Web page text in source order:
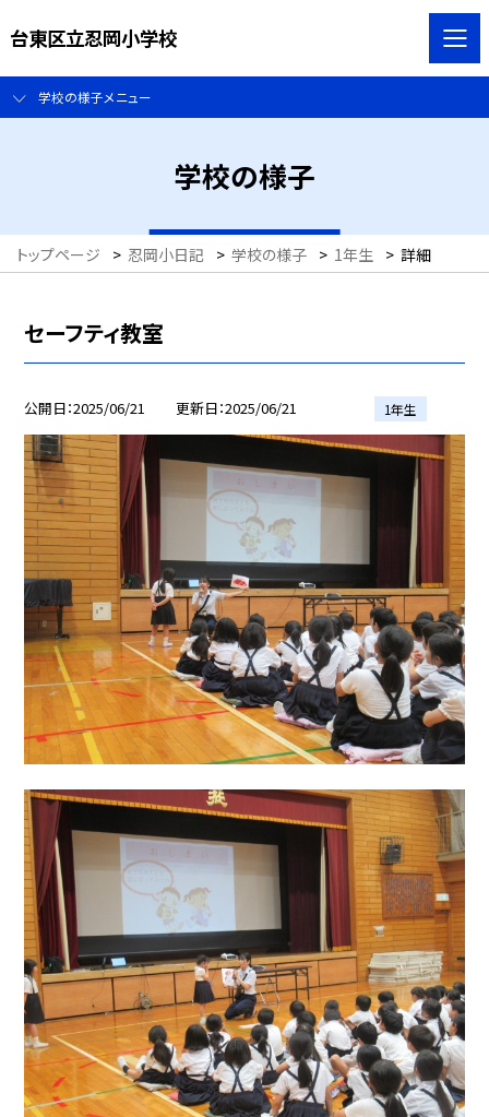
台東区立忍岡小学校
学校の様子メニュー
学校の様子
トップページ > 忍岡小日記 > 学校の様子 > 1年生 > 詳細
セーフティ教室
公開日 2025/06/21 更新日 2025/06/21 1年生